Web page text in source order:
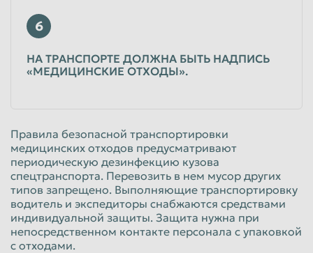
6
НА ТРАНСПОРТЕ ДОЛЖНА БЫТЬ НАДПИСЬ
«МЕДИЦИНСКИЕ ОТХОДЫ».
Правила безопасной транспортировки
медицинских отходов предусматривают
периодическую дезинфекцию кузова
спецтранспорта. Перевозить в нем мусор других
типов запрещено. Выполняющие транспортировку
водитель и экспедиторы снабжаются средствами
индивидуальной защиты. Защита нужна при
непосредственном контакте персонала с упаковкой
с отходами.